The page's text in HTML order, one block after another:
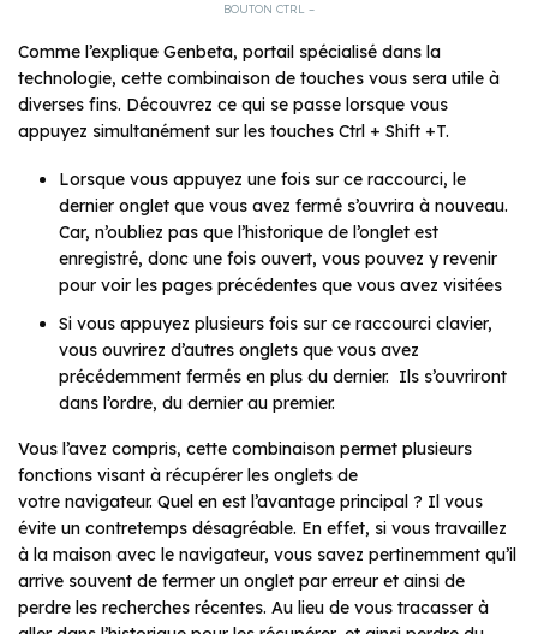
BOUTON CTRL –
Comme l’explique Genbeta, portail spécialisé dans la
technologie, cette combinaison de touches vous sera utile à
diverses fins. Découvrez ce qui se passe lorsque vous
appuyez simultanément sur les touches Ctrl + Shift +T.
Lorsque vous appuyez une fois sur ce raccourci, le
dernier onglet que vous avez fermé s’ouvrira à nouveau.
Car, n’oubliez pas que l’historique de l’onglet est
enregistré, donc une fois ouvert, vous pouvez y revenir
pour voir les pages précédentes que vous avez visitées
Si vous appuyez plusieurs fois sur ce raccourci clavier,
vous ouvrirez d’autres onglets que vous avez
précédemment fermés en plus du dernier. Ils s’ouvriront
dans l’ordre, du dernier au premier.
Vous l’avez compris, cette combinaison permet plusieurs
fonctions visant à récupérer les onglets de
votre navigateur. Quel en est l’avantage principal ? Il vous
évite un contretemps désagréable. En effet, si vous travaillez
à la maison avec le navigateur, vous savez pertinemment qu’il
arrive souvent de fermer un onglet par erreur et ainsi de
perdre les recherches récentes. Au lieu de vous tracasser à